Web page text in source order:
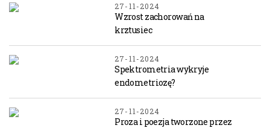
27-11-2024
Wzrost zachorowań na
krztusiec
27-11-2024
Spektrometria wykryje
endometriozę?
27-11-2024
Proza i poezja tworzone przez